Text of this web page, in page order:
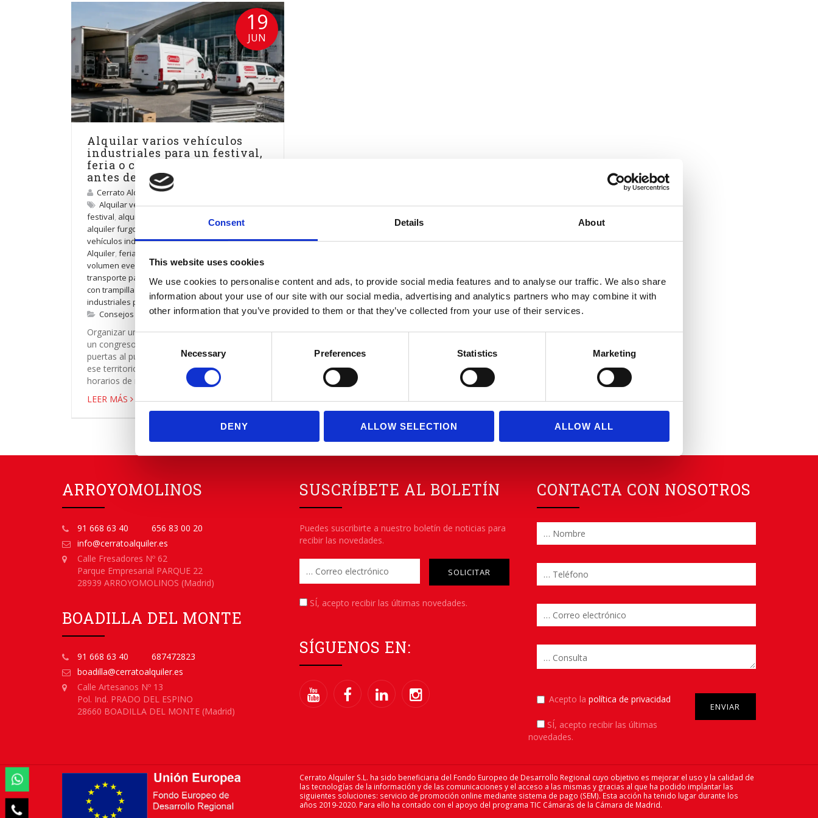
Consent Details About
This website uses cookies
We use cookies to personalise content and ads, to provide social media features and to analyse our traffic. We also share
information about your use of our site with our social media, advertising and analytics partners who may combine it with
other information that you’ve provided to them or that they’ve collected from your use of their services.
Necessary Preferences Statistics Marketing
DENY ALLOW SELECTION ALLOW ALL


19
JUN
Alquilar varios vehículos
industriales para un festival,
feria o congreso: qué revisar
antes de contratar
Cerrato Alquiler
Alquilar vehículos industriales para un
festival alquiler camiones para festivales
alquiler furgonetas para ferias
alquiler
vehículos industriales eventos,Cerrato
Alquiler feria o congreso
volumen eventos, logística para eventos,
transporte para ferias comerciales
vehículos
con trampilla para eventos
industriales para congresos
Consejos y opinión, Vehículos
Organizar un festival, una feria profesional o
un congreso no empieza cuando se abren las
puertas al público. Empieza mucho antes, en
ese territorio donde conviven proveedores,
horarios de montaje, ac...
LEER MÁS
ARROYOMOLINOS
91 668 63 40
656 83 00 20
info@cerratoalquiler.es
Calle Fresadores Nº 62
Parque Empresarial PARQUE 22
28939 ARROYOMOLINOS (Madrid)
BOADILLA DEL MONTE
91 668 63 40
687472823
boadilla@cerratoalquiler.es
Calle Artesanos Nº 13
Pol. Ind. PRADO DEL ESPINO
28660 BOADILLA DEL MONTE (Madrid)
SUSCRÍBETE AL BOLETÍN
Puedes suscribirte a nuestro boletín de noticias para
recibir las novedades.
Please leave this field empty.
SÍ, acepto recibir las últimas novedades.
SÍGUENOS EN:
CONTACTA CON NOSOTROS
Acepto la política de privacidad
SÍ, acepto recibir las últimas
novedades.
Please leave this field empty.
Cerrato Alquiler S.L. ha sido beneficiaria del Fondo Europeo de Desarrollo Regional cuyo objetivo es mejorar el uso y la calidad de
las tecnologías de la información y de las comunicaciones y el acceso a las mismas y gracias al que ha podido implantar las
siguientes soluciones: servicio de promoción online mediante sistema de pago (SEM). Esta acción ha tenido lugar durante los
años 2019-2020. Para ello ha contado con el apoyo del programa TIC Cámaras de la Cámara de Madrid.